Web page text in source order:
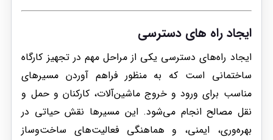
ایجاد راه های دسترسی
ایجاد راه‌های دسترسی یکی از مراحل مهم در تجهیز کارگاه
ساختمانی است که به منظور فراهم آوردن مسیرهای
مناسب برای ورود و خروج ماشین‌آلات، کارکنان و حمل و
نقل مصالح انجام می‌شود. این مسیرها نقش حیاتی در
بهره‌وری، ایمنی، و هماهنگی فعالیت‌های ساخت‌وساز